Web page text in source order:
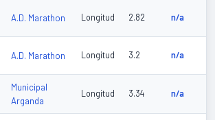
A.D. Marathon Longitud 2.82 n/a
A.D. Marathon Longitud 3.2 n/a
Municipal
Arganda
Longitud 3.34 n/a